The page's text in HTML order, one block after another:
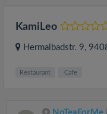
KamiLeo
Hermalbadstr. 9,
Restaurant Cafe